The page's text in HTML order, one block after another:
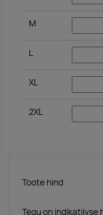
M
L
XL
2XL
Toote hind
Tegu on indikatiivse